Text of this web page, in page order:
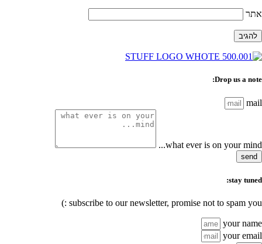
אתר
Drop us a note:
mail
what ever is on your mind...
send
stay tuned:
subscribe to our newsletter, promise not to spam you :)
your name
your email